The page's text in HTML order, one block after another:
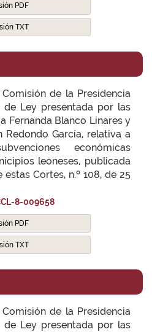
PDF
TXT
de la Presidencia
Ley presentada por las
Fernanda Blanco Linares y
Redondo García, relativa a
económicas
leoneses, publicada
Cortes, n.º 108, de 25
8-009658
PDF
TXT
de la Presidencia
Ley presentada por las